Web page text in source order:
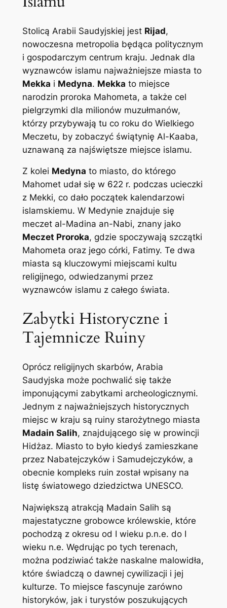
Stolicą Arabii Saudyjskiej jest Rijad,
nowoczesna metropolia będąca politycznym
i gospodarczym centrum kraju. Jednak dla
wyznawców islamu najważniejsze miasta to
Mekka i Medyna. Mekka to miejsce
narodzin proroka Mahometa, a także cel
pielgrzymki dla milionów muzułmanów,
którzy przybywają tu co roku do Wielkiego
Meczetu, by zobaczyć świątynię Al-Kaaba,
uznawaną za najświętsze miejsce islamu.
Z kolei Medyna to miasto, do którego
Mahomet udał się w 622 r. podczas ucieczki
z Mekki, co dało początek kalendarzowi
islamskiemu. W Medynie znajduje się
meczet al-Madina an-Nabi, znany jako
Meczet Proroka, gdzie spoczywają szczątki
Mahometa oraz jego córki, Fatimy. Te dwa
miasta są kluczowymi miejscami kultu
religijnego, odwiedzanymi przez
wyznawców islamu z całego świata.
Zabytki Historyczne i
Tajemnicze Ruiny
Oprócz religijnych skarbów, Arabia
Saudyjska może pochwalić się także
imponującymi zabytkami archeologicznymi.
Jednym z najważniejszych historycznych
miejsc w kraju są ruiny starożytnego miasta
Madain Salih, znajdującego się w prowincji
Hidżaz. Miasto to było kiedyś zamieszkane
przez Nabatejczyków i Samudejczyków, a
obecnie kompleks ruin został wpisany na
listę światowego dziedzictwa UNESCO.
Największą atrakcją Madain Salih są
majestatyczne grobowce królewskie, które
pochodzą z okresu od I wieku p.n.e. do I
wieku n.e. Wędrując po tych terenach,
można podziwiać także naskalne malowidła,
które świadczą o dawnej cywilizacji i jej
kulturze. To miejsce fascynuje zarówno
historyków, jak i turystów poszukujących